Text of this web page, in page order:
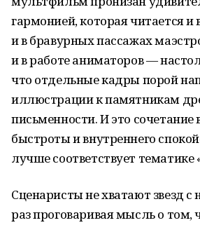
гармонией, которая читается и
и в бравурных пассажах
и в работе аниматоров —
что отдельные кадры порой
иллюстрации к памятникам
письменности. И это сочетание
быстроты и внутреннего
лучше соответствует
Сценаристы не хватают звезд с
раз проговаривая мысль о том,